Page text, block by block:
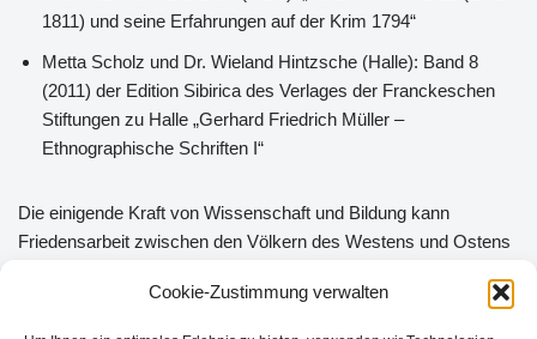
Cookie-Zustimmung verwalten
1811) und seine Erfahrungen auf der Krim 1794“
Metta Scholz und Dr. Wieland Hintzsche (Halle): Band 8
(2011) der Edition Sibirica des Verlages der Franckeschen
Stiftungen zu Halle „Gerhard Friedrich Müller –
Ethnographische Schriften I“
Die einigende Kraft von Wissenschaft und Bildung kann
Friedensarbeit zwischen den Völkern des Westens und Ostens
aktiven Beitrag zur europäischen Integration will die